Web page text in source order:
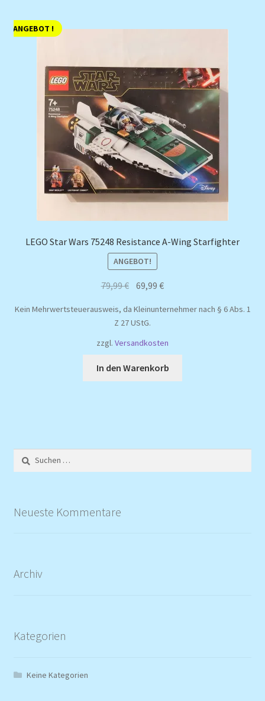
ANGEBOT !
LEGO Star Wars 75248 Resistance A-Wing Starfighter
ANGEBOT!
79,99€ Ursprünglicher
war:
79,99 €
69,99€Aktueller
ist:
Kein Mehrwertsteuerausweis, da Kleinunternehmer nach § 6 Abs. 1
Z 27 UStG.
zzgl. Versandkosten
In den Warenkorb
nach:
Neueste Kommentare
Archiv
Kategorien
Keine Kategorien